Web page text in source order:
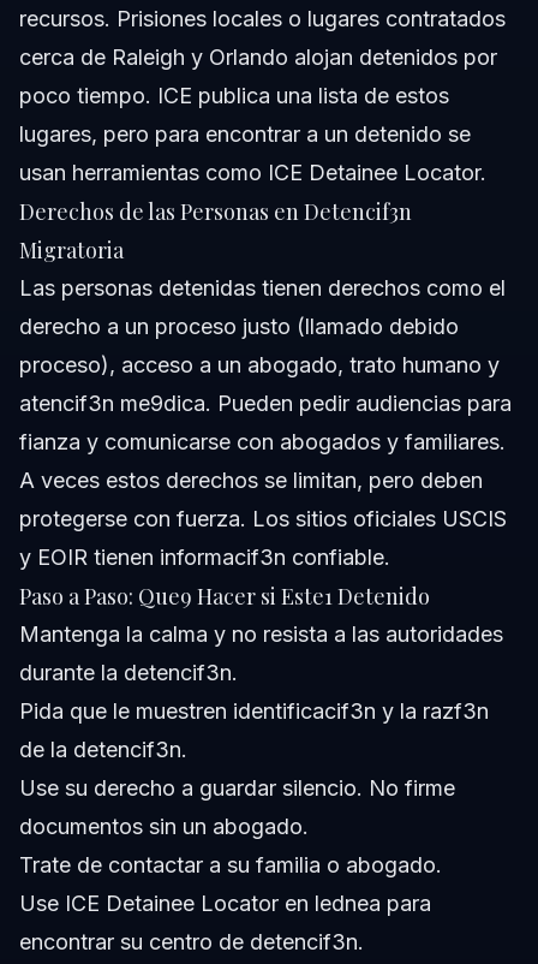
recursos. Prisiones locales o lugares contratados
cerca de Raleigh y Orlando alojan detenidos por
poco tiempo. ICE publica una lista de estos
lugares, pero para encontrar a un detenido se
usan herramientas como ICE Detainee Locator.
Derechos de las Personas en Detencif3n
Migratoria
Las personas detenidas tienen derechos como el
derecho a un proceso justo (llamado debido
proceso), acceso a un abogado, trato humano y
atencif3n me9dica. Pueden pedir audiencias para
fianza y comunicarse con abogados y familiares.
A veces estos derechos se limitan, pero deben
protegerse con fuerza. Los sitios oficiales USCIS
y EOIR tienen informacif3n confiable.
Paso a Paso: Que9 Hacer si Este1 Detenido
Mantenga la calma y no resista a las autoridades
durante la detencif3n.
Pida que le muestren identificacif3n y la razf3n
de la detencif3n.
Use su derecho a guardar silencio. No firme
documentos sin un abogado.
Trate de contactar a su familia o abogado.
Use ICE Detainee Locator en lednea para
encontrar su centro de detencif3n.